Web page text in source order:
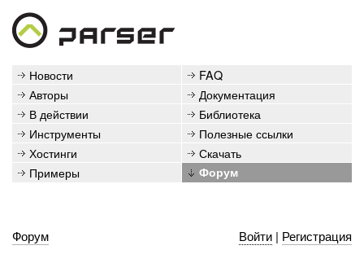
Новости
FAQ
Авторы
Документация
В действии
Библиотека
Инструменты
Полезные ссылки
Хостинги
Скачать
Примеры
Форум
Форум Войти| Регистрация